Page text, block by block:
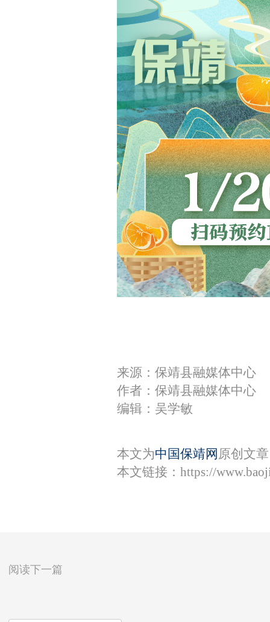
来源：保靖县融媒体中心
作者：保靖县融媒体中心
编辑：吴学敏
本文为中国保靖网 原创文
本文链接： https://
阅读下一篇